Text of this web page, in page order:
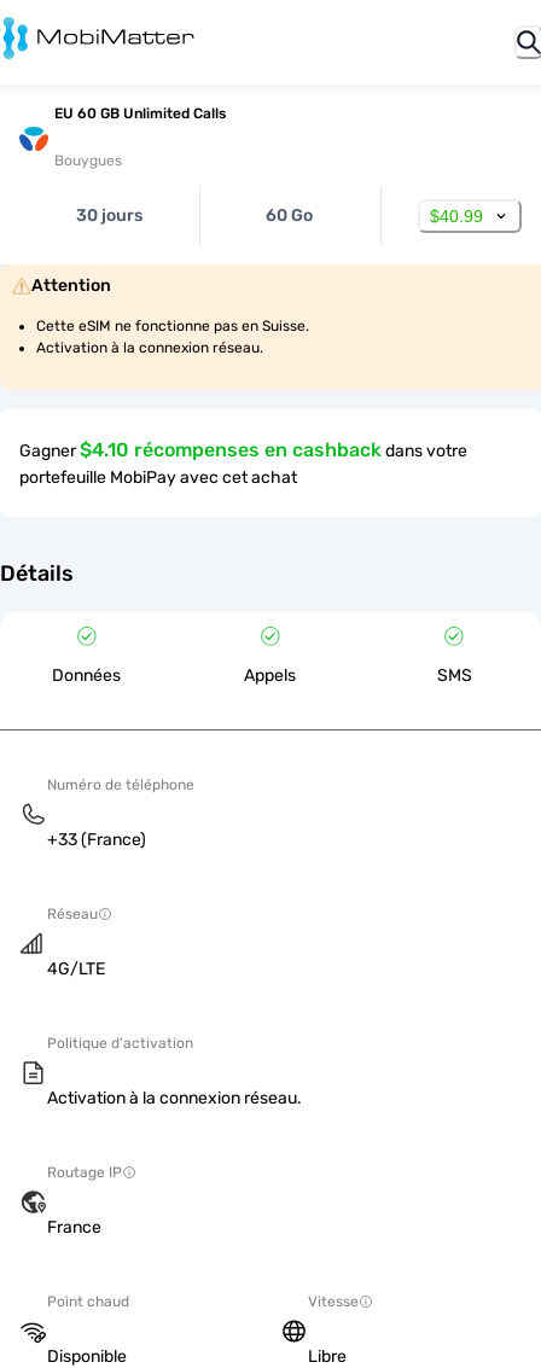
EU 60 GB Unlimited Calls
Bouygues
30 jours 60 Go $40.99
Attention
Cette eSIM ne fonctionne pas en Suisse.
Activation à la connexion réseau.
Gagner$4.10 récompenses en cashbackdans votre
portefeuille MobiPay avec cet achat
Détails
Données Appels SMS
Numéro de téléphone
+33 (France)
Réseau
4G/LTE
Politique d'activation
Activation à la connexion réseau.
Routage IP
France
Point chaud
Disponible
Vitesse
Libre